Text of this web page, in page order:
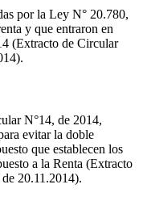
por la Ley N° 20.780,
y que entraron en
(Extracto de Circular
N°14, de 2014,
evitar la doble
que establecen los
a la Renta (Extracto
20.11.2014).